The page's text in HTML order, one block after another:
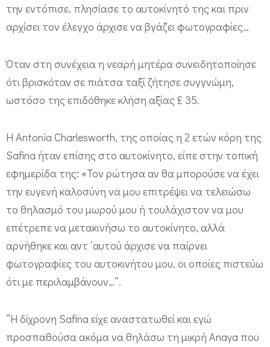
κ
λ
σ
η
σ
θ
η
λ
ο
υ
σ
μ
α
την εντόπισε, πλησίασε το αυτοκίνητό της και πριν
αρχίσει τον έλεγχο άρχισε να βγάζει φωτογραφίες…
Όταν στη συνέχεια η νεαρή μητέρα συνειδητοποίησε
ότι βρισκόταν σε πιάτσα ταξί ζήτησε συγγνώμη,
ωστόσο της επιδόθηκε κλήση αξίας £ 35.
Η Antonia Charlesworth, της οποίας η 2 ετών κόρη της
Safina ήταν επίσης στο αυτοκίνητο, είπε στην τοπική
εφημερίδα της: «Τον ρώτησα αν θα μπορούσε να έχει
την ευγενή καλοσύνη να μου επιτρέψει να τελειώσω
το θηλασμό του μωρού μου ή τουλάχιστον να μου
επέτρεπε να μετακινήσω το αυτοκίνητο, αλλά
αρνήθηκε και αντ ‘αυτού άρχισε να παίρνει
φωτογραφίες του αυτοκινήτου μου, οι οποίες πιστεύω
ότι με περιλαμβάνουν…”.
“Η δίχρονη Safina είχε αναστατωθεί και εγώ
προσπαθούσα ακόμα να θηλάσω τη μικρή Anaya που